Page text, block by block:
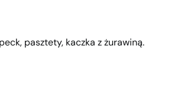
pasztety, kaczka z żurawiną.